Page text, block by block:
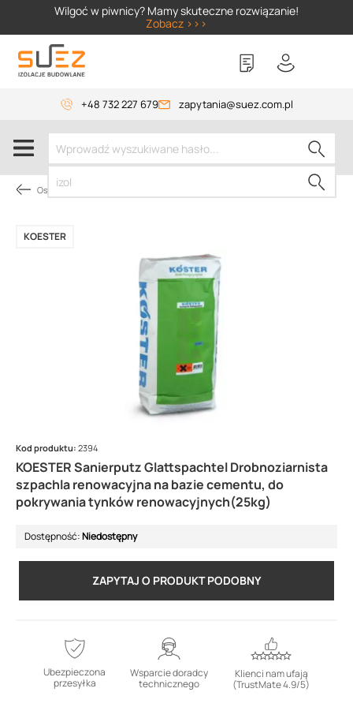
Wilgoć w piwnicy? Mamy skuteczne rozwiązanie!
Zobacz >>>
+48 732 227 679 zapytania@suez.com.pl
Osuszanie budynków
KOESTER Sanierputz Glattspachtel Drobnoziarnista
szpachla renowacyjna na bazie cementu, do
pokrywania tynków renowacyjnych(25kg)
KOESTER
Kod produktu: 2394
Dostępność:Niedostępny
ZAPYTAJ O PRODUKT PODOBNY
Ubezpieczona
przesyłka
Wsparcie doradcy
technicznego
Klienci nam ufają
(TrustMate 4.9/5)